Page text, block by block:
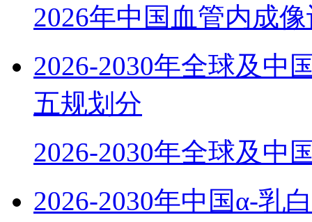
2026年中国血管内成
2026-2030年全球及中
五规划分
2026-2030年全球及中
2026-2030年中国α-乳